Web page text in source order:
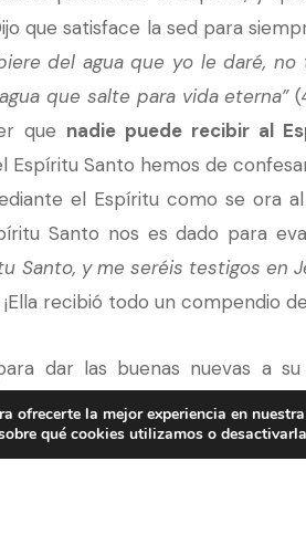
que satisface la sed para
del agua que yo le daré,
que salte para vida eterna”
que nadie puede recibir al
Espíritu Santo hemos de
el Espíritu como se ora
Santo nos es dado para
Santo, y me seréis testigos en
¡Ella recibió todo un compendio
dar las buenas nuevas a
de esta mujer: Antes que
su encuentro con Jesús:
ofrecerte la mejor experiencia en
qué cookies utilizamos o